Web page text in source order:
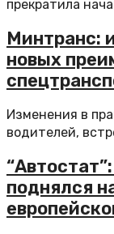
прекратила
Минтранс:
новых
Изменения в
водителей,
поднялся